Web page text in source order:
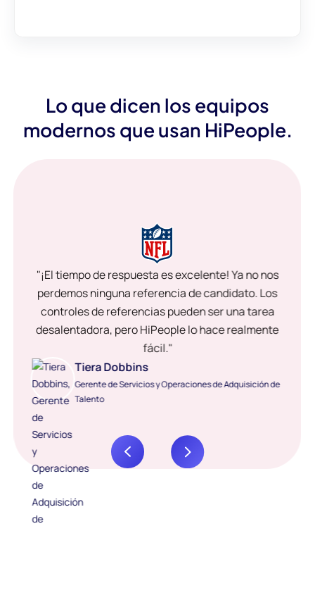
Lo que dicen los equipos
modernos que usan HiPeople.
"¡El tiempo de respuesta es excelente! Ya no nos
perdemos ninguna referencia de candidato. Los
controles de referencias pueden ser una tarea
desalentadora, pero HiPeople lo hace realmente
fácil."
Tiera Dobbins
Gerente de Servicios y Operaciones de Adquisición de
Talento